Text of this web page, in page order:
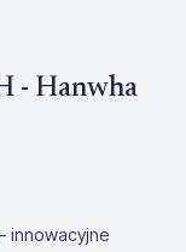
- Hanwha
innowacyjne